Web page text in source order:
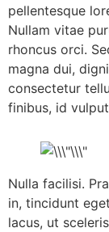
pellentesque
Nullam vitae
rhoncus orci.
magna dui,
consectetur
finibus, id
Nulla facilisi.
in, tincidunt
lacus, ut